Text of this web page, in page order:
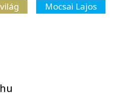
Mocsai Lajos